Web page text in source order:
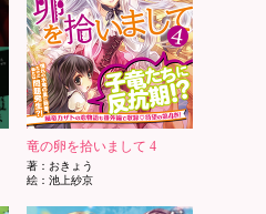
竜の卵を拾いまして 4
著：おきょう
絵：池上紗京